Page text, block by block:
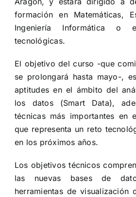
formación en Matemáticas,
Ingeniería Informática o
tecnológicas.
El objetivo del curso -que
se prolongará hasta mayo-,
aptitudes en el ámbito del
los datos (Smart Data),
técnicas más importantes en
que representa un reto
en los próximos años.
Los objetivos técnicos
las nuevas bases de
herramientas de visualización